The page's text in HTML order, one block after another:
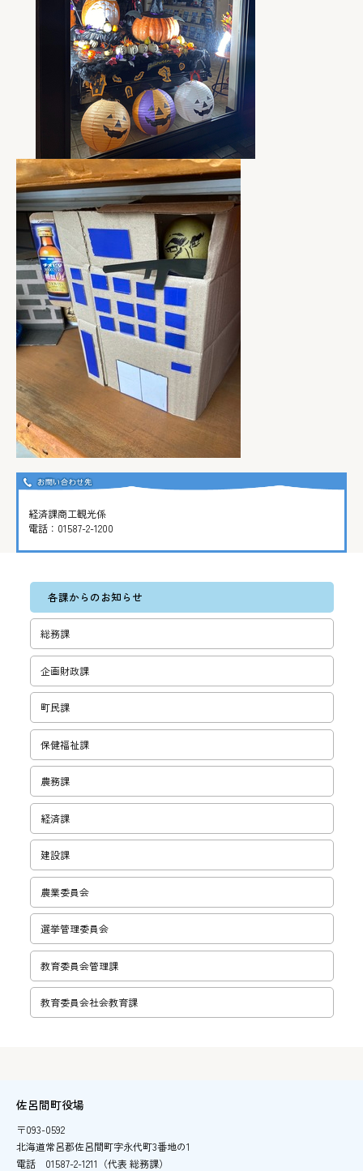
経済課商工観光係
電話： 01587-2-1200
各課からのお知らせ
総務課
企画財政課
町民課
保健福祉課
農務課
経済課
建設課
農業委員会
選挙管理委員会
教育委員会管理課
教育委員会社会教育課
佐呂間町役場
〒093-0592
北海道常呂郡佐呂間町字永代町3番地の1
電話
01587-2-1211（代表 総務課）